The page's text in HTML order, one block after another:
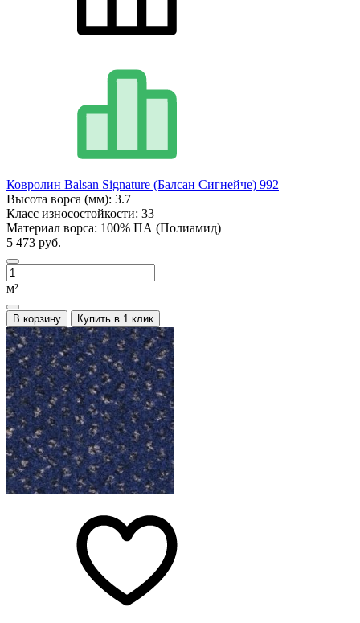
Ковролин Balsan Signature (Балсан Сигнейче) 992
Высота ворса (мм): 3.7
Класс износостойкости: 33
Материал ворса: 100% ПА (Полиамид)
5 473 руб.
м²
В корзину Купить в 1 клик